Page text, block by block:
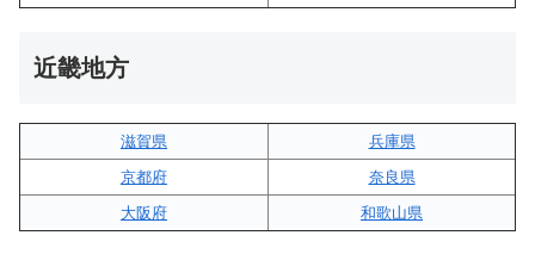
近畿地方
滋賀県
兵庫県
京都府
奈良県
大阪府
和歌山県